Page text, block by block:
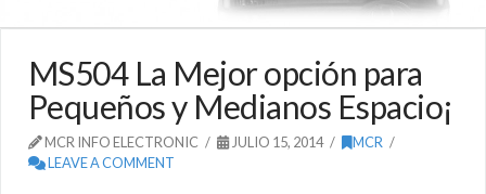
MS504 La Mejor opción para
Pequeños y Medianos Espacio¡
MCR INFO ELECTRONIC JULIO 15, 2014
MCR
LEAVE A COMMENT